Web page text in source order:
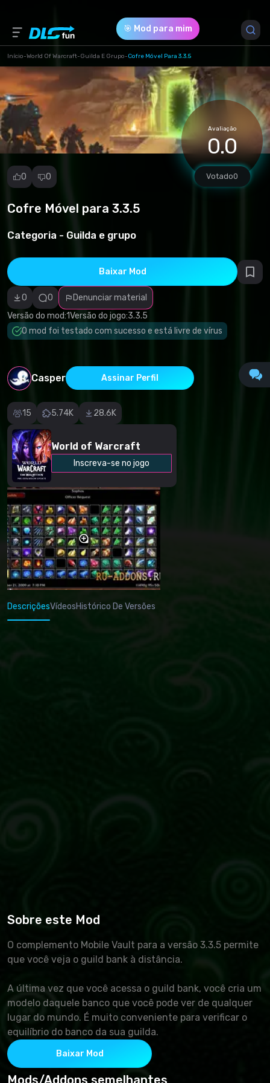
🎯 Mod para mim
Início-World Of Warcraft-Guilda E Grupo-Cofre Móvel Para 3.3.5
Avaliação
0.0
Votado0
0 0
Cofre Móvel para 3.3.5
Categoria - Guilda e grupo
Baixar Mod
0 0
Denunciar material
Versão do mod:1Versão do jogo:3.3.5
O mod foi testado com sucesso e está livre de vírus
Casper Assinar Perfil
15 5.74K 28.6K
World of Warcraft
Inscreva-se no jogo
Denunciar
incorreta
Software
malicioso/vírus
Conteúdo não
funcional
Descrição
DescriçõesVídeosHistórico De Versões
Sobre este Mod
O complemento Mobile Vault para a versão 3.3.5 permite
que você veja o guild bank à distância.
A última vez que você acessa o guild bank, você cria um
modelo daquele banco que você pode ver de qualquer
lugar do mundo. É muito conveniente para verificar o
equilíbrio do banco da sua guilda.
Baixar Mod
Mods/Addons semelhantes
Versão do Jogo *
3.3.5 (8bee9e4e84a82c401d789647ddde7975.zip)
Download (137.66 Kb)